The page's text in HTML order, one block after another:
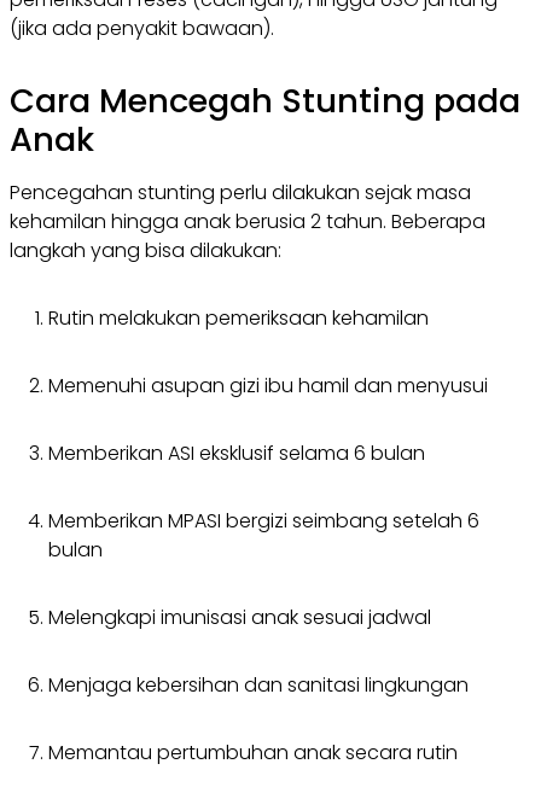
(jika ada penyakit bawaan).
Cara Mencegah Stunting pada
Anak
Pencegahan stunting perlu dilakukan sejak masa
kehamilan hingga anak berusia 2 tahun. Beberapa
langkah yang bisa dilakukan:
Rutin melakukan pemeriksaan kehamilan
Memenuhi asupan gizi ibu hamil dan menyusui
Memberikan ASI eksklusif selama 6 bulan
Memberikan MPASI bergizi seimbang setelah 6
bulan
Melengkapi imunisasi anak sesuai jadwal
Menjaga kebersihan dan sanitasi lingkungan
Memantau pertumbuhan anak secara rutin